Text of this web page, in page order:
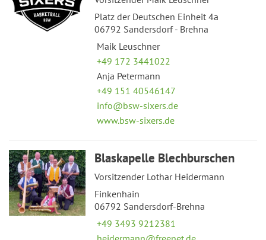
Platz der Deutschen Einheit 4a
06792 Sandersdorf - Brehna
Maik Leuschner
+49 172 3441022
Anja Petermann
+49 151 40546147
info@bsw-sixers.de
www.bsw-sixers.de
Blaskapelle Blechburschen
Vorsitzender Lothar Heidermann
Finkenhain
06792 Sandersdorf-Brehna
+49 3493 9212381